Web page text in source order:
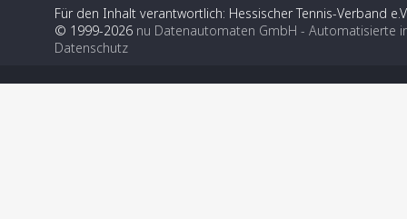
Für den Inhalt verantwortlich: Hessischer Tennis-Verband
© 1999-2026 nu Datenautomaten GmbH - Automatisierte
Datenschutz